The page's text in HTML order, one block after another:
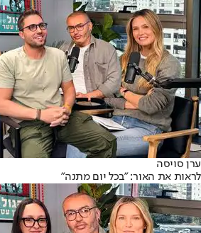
ערן סויסה
לראות את האור: "בכל יום מתנה"